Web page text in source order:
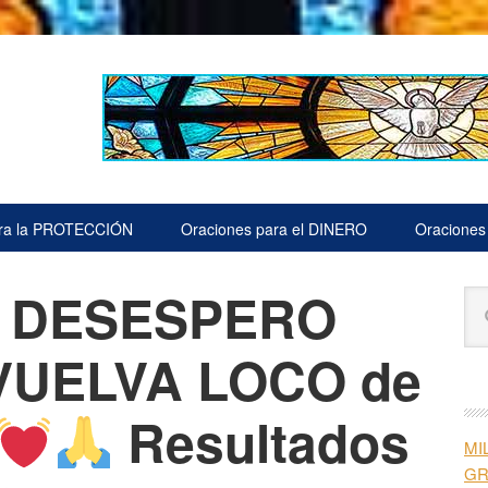
la PROTECCIÓN Oraciones para el DINERO
LOCO de
Resultados